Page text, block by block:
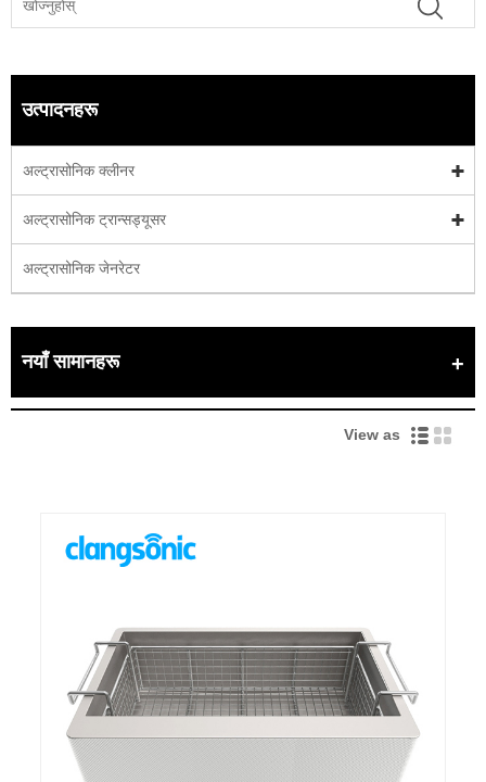
उत्पादनहरू
अल्ट्रासोनिक क्लीनर
अल्ट्रासोनिक ट्रान्सड्यूसर
अल्ट्रासोनिक जेनरेटर
नयाँ सामानहरू
View as